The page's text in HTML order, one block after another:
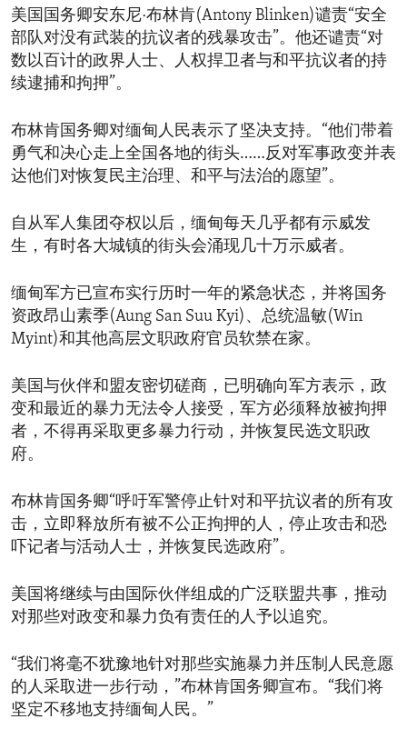
美国国务卿安东尼·布林肯(Antony Blinken)谴责“安全
部队对没有武装的抗议者的残暴攻击”。他还谴责“对
数以百计的政界人士、人权捍卫者与和平抗议者的持
续逮捕和拘押”。
布林肯国务卿对缅甸人民表示了坚决支持。“他们带着
勇气和决心走上全国各地的街头……反对军事政变并表
达他们对恢复民主治理、和平与法治的愿望”。
自从军人集团夺权以后，缅甸每天几乎都有示威发
生，有时各大城镇的街头会涌现几十万示威者。
缅甸军方已宣布实行历时一年的紧急状态，并将国务
资政昂山素季(Aung San Suu Kyi)、总统温敏(Win
Myint)和其他高层文职政府官员软禁在家。
美国与伙伴和盟友密切磋商，已明确向军方表示，政
变和最近的暴力无法令人接受，军方必须释放被拘押
者，不得再采取更多暴力行动，并恢复民选文职政
府。
布林肯国务卿“呼吁军警停止针对和平抗议者的所有攻
击，立即释放所有被不公正拘押的人，停止攻击和恐
吓记者与活动人士，并恢复民选政府”。
美国将继续与由国际伙伴组成的广泛联盟共事，推动
对那些对政变和暴力负有责任的人予以追究。
“我们将毫不犹豫地针对那些实施暴力并压制人民意愿
的人采取进一步行动，”布林肯国务卿宣布。“我们将
坚定不移地支持缅甸人民。”